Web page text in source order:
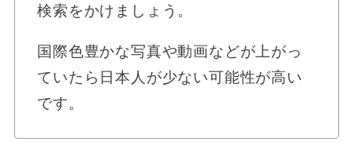
検索をかけましょう。
国際色豊かな写真や動画などが上がっ
ていたら日本人が少ない可能性が高い
です。